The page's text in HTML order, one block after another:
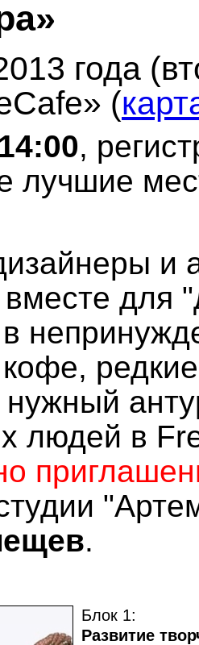
года
(
,
лучшие
и
вместе для
в
нужный
людей в
.
Блок 1:
Развитие